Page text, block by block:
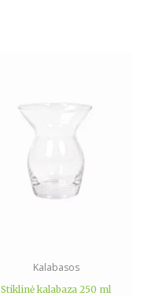
Kalabasos
Stiklinė kalabaza 250 ml